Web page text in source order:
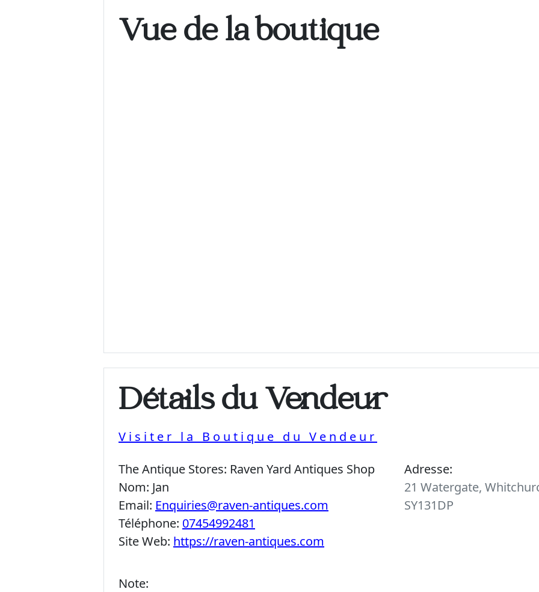
Vue de la boutique
Détails du Vendeur
Visiter la Boutique du Vendeur
The Antique Stores: Raven Yard Antiques Shop
Nom: Jan
Email: Enquiries@raven-antiques.com
Téléphone: 07454992481
Site Web: https://raven-antiques.com
Adresse:
21 Watergate,
SY131DP
Note: